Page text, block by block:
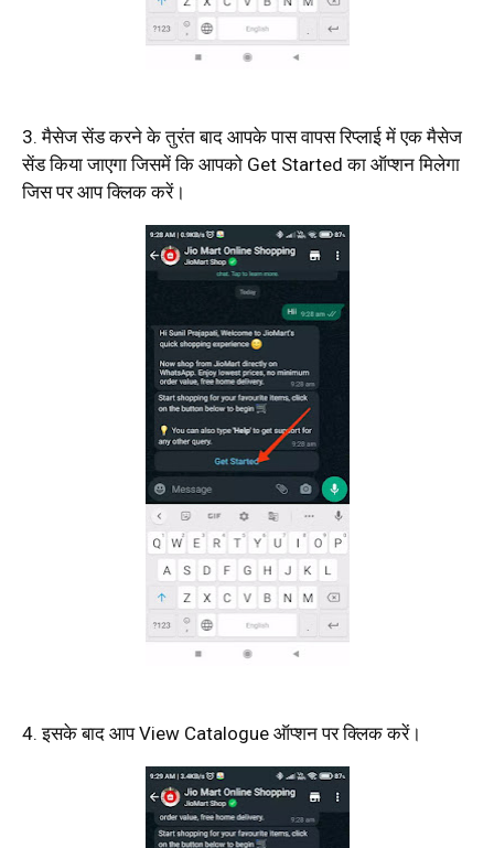
3. मैसेज सेंड करने के तुरंत बाद आपके पास वापस रिप्लाई में एक मैसेज
सेंड किया जाएगा जिसमें कि आपको Get Started का ऑप्शन मिलेगा
जिस पर आप क्लिक करें।
4. इसके बाद आप View Catalogue ऑप्शन पर क्लिक करें।